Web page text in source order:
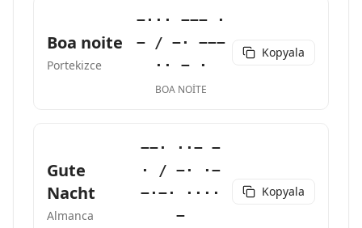
Boa noite
Portekizce
−··· −−− ·
− / −· −−−
·· − ·
BOA NOITE
Kopyala
Gute
Nacht
Almanca
−−· ··− −
· / −· ·−
−·−· ····
−
Kopyala